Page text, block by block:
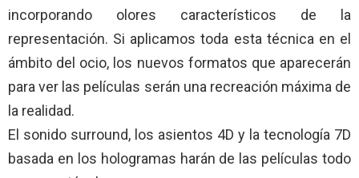
incorporando olores característicos de la
representación. Si aplicamos toda esta técnica en el
ámbito del ocio, los nuevos formatos que aparecerán
para ver las películas serán una recreación máxima de
la realidad.
El sonido surround, los asientos 4D y la tecnología 7D
basada en los hologramas harán de las películas todo